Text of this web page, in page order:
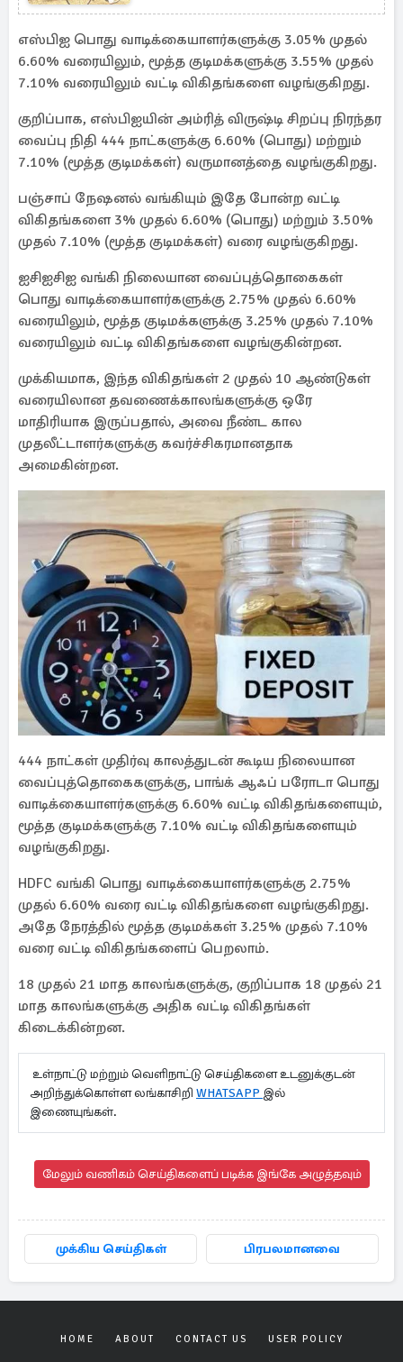
தமிழ்நாட்டுக்காரர்
எஸ்பிஐ பொது வாடிக்கையாளர்களுக்கு 3.05% முதல்
6.60% வரையிலும், மூத்த குடிமக்களுக்கு 3.55% முதல்
7.10% வரையிலும் வட்டி விகிதங்களை வழங்குகிறது.
குறிப்பாக, எஸ்பிஐயின் அம்ரித் விருஷ்டி சிறப்பு நிரந்தர
வைப்பு நிதி 444 நாட்களுக்கு 6.60% (பொது) மற்றும்
7.10% (மூத்த குடிமக்கள்) வருமானத்தை வழங்குகிறது.
பஞ்சாப் நேஷனல் வங்கியும் இதே போன்ற வட்டி
விகிதங்களை 3% முதல் 6.60% (பொது) மற்றும் 3.50%
முதல் 7.10% (மூத்த குடிமக்கள்) வரை வழங்குகிறது.
ஐசிஐசிஐ வங்கி நிலையான வைப்புத்தொகைகள்
பொது வாடிக்கையாளர்களுக்கு 2.75% முதல் 6.60%
வரையிலும், மூத்த குடிமக்களுக்கு 3.25% முதல் 7.10%
வரையிலும் வட்டி விகிதங்களை வழங்குகின்றன.
முக்கியமாக, இந்த விகிதங்கள் 2 முதல் 10 ஆண்டுகள்
வரையிலான தவணைக்காலங்களுக்கு ஒரே
மாதிரியாக இருப்பதால், அவை நீண்ட கால
முதலீட்டாளர்களுக்கு கவர்ச்சிகரமானதாக
அமைகின்றன.
444 நாட்கள் முதிர்வு காலத்துடன் கூடிய நிலையான
வைப்புத்தொகைகளுக்கு, பாங்க் ஆஃப் பரோடா பொது
வாடிக்கையாளர்களுக்கு 6.60% வட்டி விகிதங்களையும்,
மூத்த குடிமக்களுக்கு 7.10% வட்டி விகிதங்களையும்
வழங்குகிறது.
HDFC வங்கி பொது வாடிக்கையாளர்களுக்கு 2.75%
முதல் 6.60% வரை வட்டி விகிதங்களை வழங்குகிறது.
அதே நேரத்தில் மூத்த குடிமக்கள் 3.25% முதல் 7.10%
வரை வட்டி விகிதங்களைப் பெறலாம்.
18 முதல் 21 மாத காலங்களுக்கு, குறிப்பாக 18 முதல் 21
மாத காலங்களுக்கு அதிக வட்டி விகிதங்கள்
கிடைக்கின்றன.
உள்நாட்டு மற்றும் வெளிநாட்டு செய்திகளை உடனுக்குடன்
அறிந்துக்கொள்ள லங்காசிறி WHATSAPP இல்
இணையுங்கள்.
மேலும் வணிகம் செய்திகளைப் படிக்க இங்கே அழுத்தவும்
முக்கிய செய்திகள் பிரபலமானவை
HOME ABOUT CONTACT US USER POLICY